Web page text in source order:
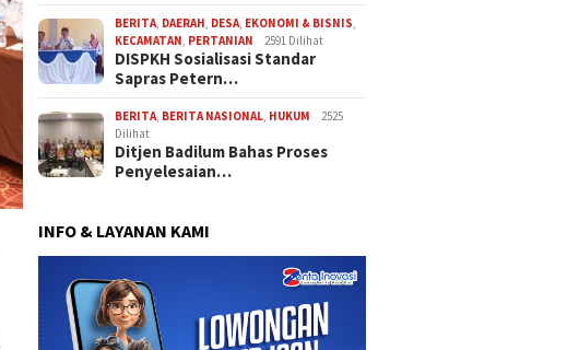
BERITA DAERAH DESA EKONOMI & BISNIS
KECAMATAN PERTANIAN 2591 Dilihat
DISPKH Sosialisasi Standar
Sapras Petern…
BERITA BERITA NASIONAL HUKUM
2525
Dilihat
Ditjen Badilum Bahas Proses
Penyelesaian…
INFO & LAYANAN KAMI